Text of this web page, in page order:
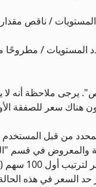
المستويات / مطروحًا
يرجى ملاحظة أنه لا
من قبل
والمعروض في
"الوحدات المشتراة". على سبيل
التداول مستمر ويتم تنفيذه في وحدات من 100 سهم.